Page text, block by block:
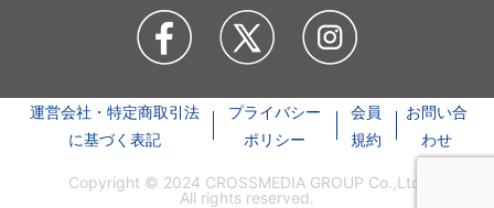
運営会社・特定商取引法
に基づく表記
プライバシー
ポリシー
会員
規約
お問い合
わせ
Copyright © 2024 CROSSMEDIA GROUP Co.,Ltd.
All rights reserved.